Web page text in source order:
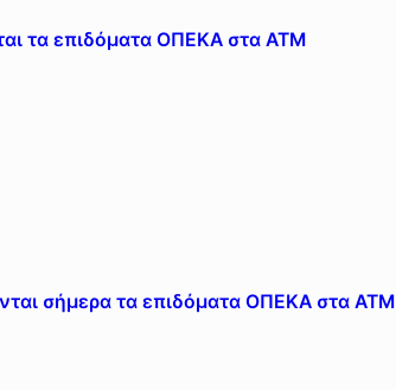
τα επιδόματα ΟΠΕΚΑ στα ΑΤΜ
σήμερα τα επιδόματα ΟΠΕΚΑ στα ATM